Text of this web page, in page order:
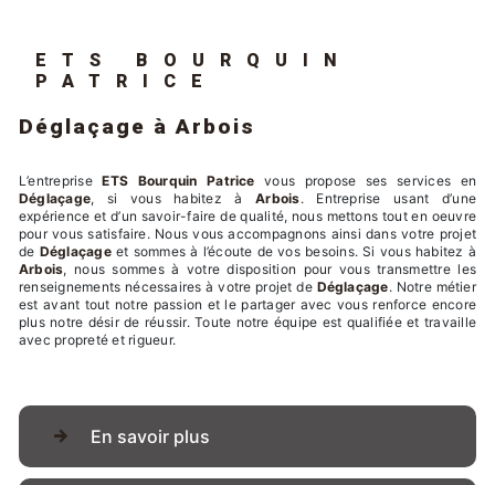
ETS BOURQUIN
PATRICE
Déglaçage à Arbois
L’entrepriseETS Bourquin Patrice vous propose ses services en
Déglaçage, si vous habitez àArbois. Entreprise usant d’une
expérience et d’un savoir-faire de qualité, nous mettons tout en oeuvre
pour vous satisfaire. Nous vous accompagnons ainsi dans votre projet
de Déglaçageet sommes à l’écoute de vos besoins. Si vous habitez à
Arbois, nous sommes à votre disposition pour vous transmettre les
renseignements nécessaires à votre projet de Déglaçage. Notre métier
est avant tout notre passion et le partager avec vous renforce encore
plus notre désir de réussir. Toute notre équipe est qualifiée et travaille
avec propreté et rigueur.
En savoir plus